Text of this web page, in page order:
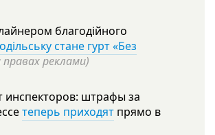
благодійного
стане гурт «Без
правах реклами)
инспекторов: штрафы за
теперь приходят прямо в